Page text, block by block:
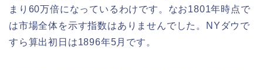
まり60万倍になっているわけです。なお1801年時点で
は市場全体を示す指数はありませんでした。NYダウで
すら算出初日は1896年5月です。